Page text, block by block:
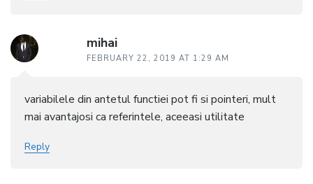
mihai
FEBRUARY 22, 2019 AT 1:29 AM
variabilele din antetul functiei pot fi si pointeri, mult
mai avantajosi ca referintele, aceeasi utilitate
Reply